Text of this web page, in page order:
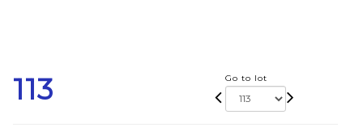
113 Go to lot